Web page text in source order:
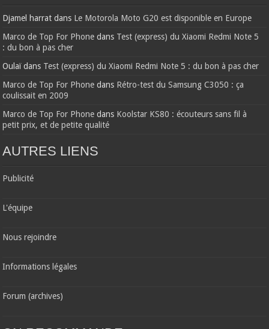
Djamel harrat dans Le Motorola Moto G20 est disponible en Europe
Marco de Top For Phone dans Test (express) du Xiaomi Redmi Note 5
: du bon à pas cher
Oulaïdans Test (express) du Xiaomi Redmi Note 5 : du bon à pas cher
Marco de Top For Phone dans Rétro-test du Samsung C3050 : ça
coulissait en 2009
Marco de Top For Phone dans Koolstar KS80 : écouteurs sans fil à
petit prix, et de petite qualité
AUTRES LIENS
Publicité
L'équipe
Nous rejoindre
Informations légales
Forum (archives)